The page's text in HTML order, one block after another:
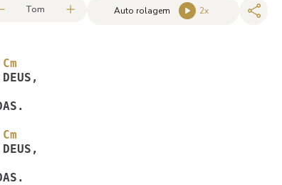
Tom Auto rolagem 2x
Cm
Cm